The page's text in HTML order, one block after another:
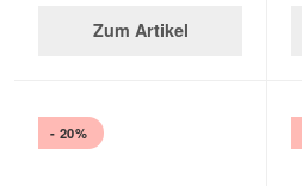
Zum Artikel
- 20%